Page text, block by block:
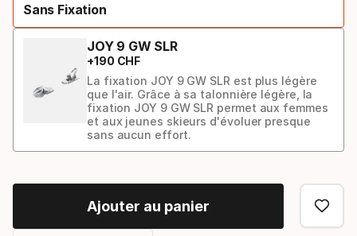
option:
Sans Fixation
JOY 9 GW SLR
+190 CHF
La fixation JOY 9 GW SLR est plus légère
que l'air. Grâce à sa talonnière légère, la
fixation JOY 9 GW SLR permet aux femmes
et aux jeunes skieurs d'évoluer presque
sans aucun effort.
de
Ajouter au panier